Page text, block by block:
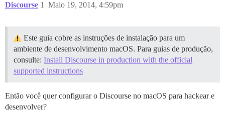
Discourse Maio 19, 2014, 4:59pm
1
Este guia cobre as instruções de instalação para um
ambiente de desenvolvimento macOS. Para guias de produção,
consulte: Install Discourse in production with the official
supported instructions
Então você quer configurar o Discourse no macOS para hackear e
desenvolver?